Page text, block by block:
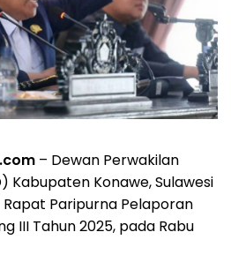
– Dewan Perwakilan
Kabupaten Konawe, Sulawesi
Paripurna Pelaporan
III Tahun 2025, pada Rabu